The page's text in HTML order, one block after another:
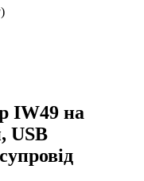
IW49 на
USB